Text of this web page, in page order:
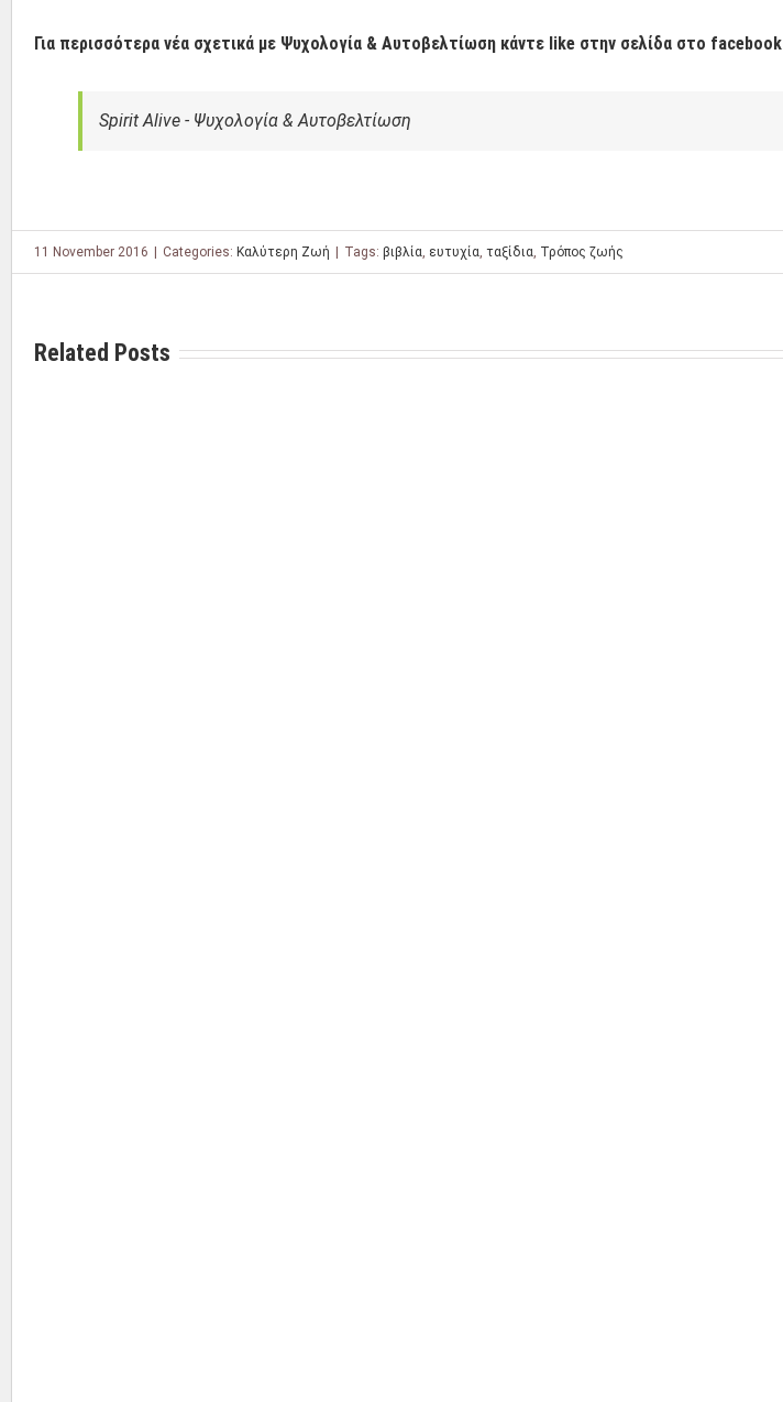
Για περισσότερα νέα σχετικά με Ψυχολογία & Αυτοβελτίωση κάντε like στην σελίδα στο facebook
Spirit Alive - Ψυχολογία & Αυτοβελτίωση
11 November 2016 Categories: Καλύτερη Ζωή Tags: βιβλία, ευτυχία, ταξίδια, Τρόπος ζωής
Related Posts